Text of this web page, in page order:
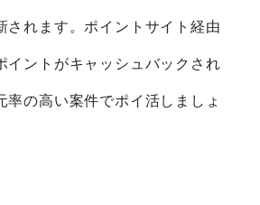
されます。ポイントサイト経由
イントがキャッシュバックされ
率の高い案件でポイ活しましょ